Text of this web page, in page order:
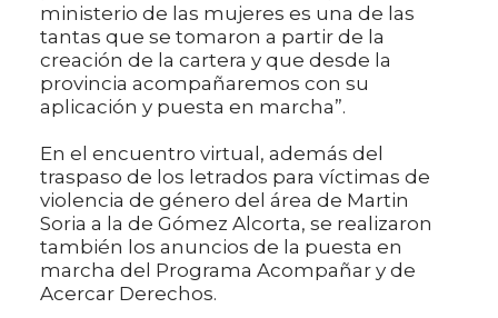
ministerio de las mujeres es una de las
tantas que se tomaron a partir de la
creación de la cartera y que desde la
provincia acompañaremos con su
aplicación y puesta en marcha”.
En el encuentro virtual, además del
traspaso de los letrados para víctimas de
violencia de género del área de Martin
Soria a la de Gómez Alcorta, se realizaron
también los anuncios de la puesta en
marcha del Programa Acompañar y de
Acercar Derechos.